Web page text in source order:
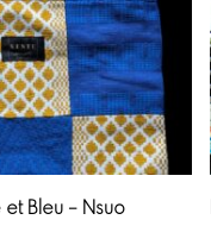
au panier
Bleu – Nsuo